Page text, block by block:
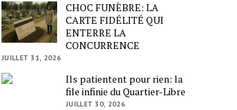
CHOC FUNÈBRE: LA
CARTE FIDÉLITÉ QUI
ENTERRE LA
CONCURRENCE
JUILLET 31, 2026
Ils patientent pour rien: la
file infinie du Quartier-Libre
JUILLET 30, 2026